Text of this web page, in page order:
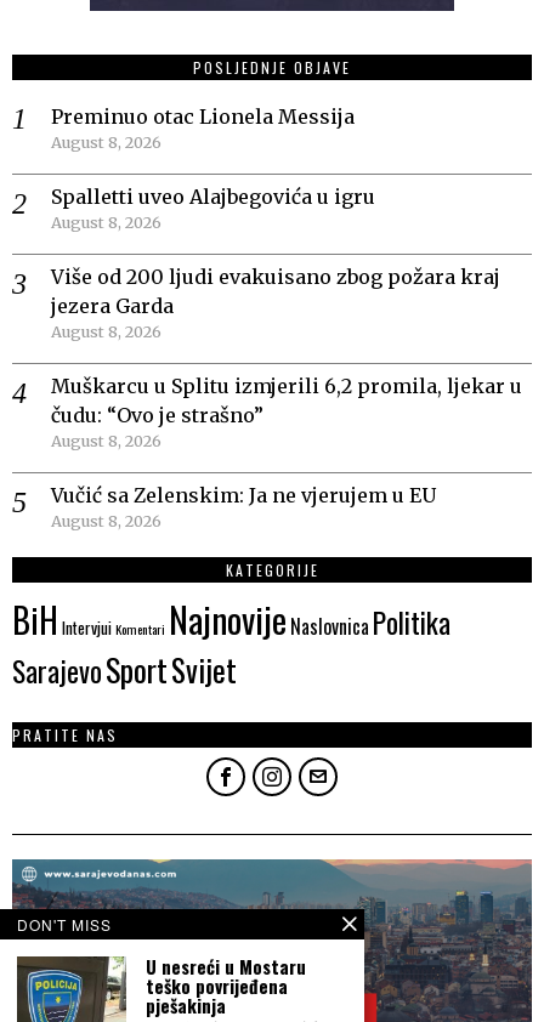
POSLJEDNJE OBJAVE
Preminuo otac Lionela Messija
August 8, 2026
Spalletti uveo Alajbegovića u igru
August 8, 2026
Više od 200 ljudi evakuisano zbog požara kraj
jezera Garda
August 8, 2026
Muškarcu u Splitu izmjerili 6,2 promila, ljekar u
čudu: “Ovo je strašno”
August 8, 2026
Vučić sa Zelenskim: Ja ne vjerujem u EU
August 8, 2026
KATEGORIJE
BiH IntervjuiKomentari Najnovije Naslovnica Politika
SarajevoSportSvijet
PRATITE NAS
DON'T MISS
U nesreći u Mostaru
teško povrijeđena
pješakinja